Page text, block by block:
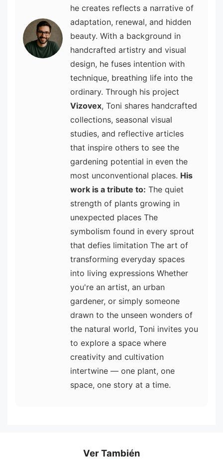
he creates reflects a narrative of
adaptation, renewal, and hidden
beauty. With a background in
handcrafted artistry and visual
design, he fuses intention with
technique, breathing life into the
ordinary. Through his project
Vizovex, Toni shares handcrafted
collections, seasonal visual
studies, and reflective articles
that inspire others to see the
gardening potential in even the
most unconventional places. His
work is a tribute to: The quiet
strength of plants growing in
unexpected places The
symbolism found in every sprout
that defies limitation The art of
transforming everyday spaces
into living expressions Whether
you're an artist, an urban
gardener, or simply someone
drawn to the unseen wonders of
the natural world, Toni invites you
to explore a space where
creativity and cultivation
intertwine — one plant, one
space, one story at a time.
Ver También